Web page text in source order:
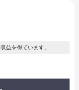
益を得ています。